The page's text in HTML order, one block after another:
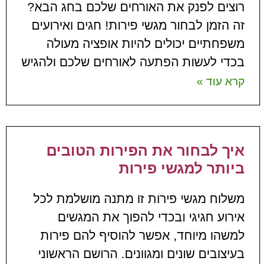
רוצים לפנק את האורחים שלכם בחג הבא?
זה הזמן לבחור מגשי פירות! חגים ואירועים
משפחתיים יכולים להיות אופציה מעולה
בכדי לעשות הפתעה לאורחים שלכם ולהגיש
קרא עוד »
איך לבחור את הפירות הטובים
ביותר למגשי פירות
משלוח מגשי פירות זו מתנה מושלמת לכל
אירוע חגיגי ובכדי להפוך את המגשים
למשהו מיוחד, אפשר להוסיף להם פירות
בעיצובים שונים ומגוונים. הרושם הראשוני